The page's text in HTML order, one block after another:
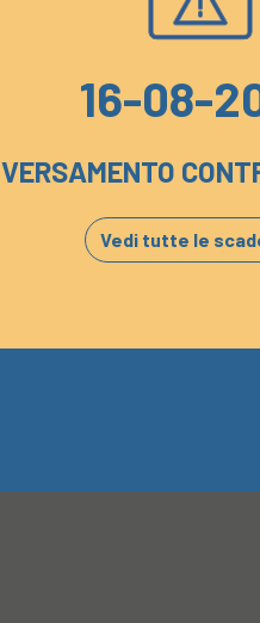
16-08-
VERSAMENTO
Vedi tutte le